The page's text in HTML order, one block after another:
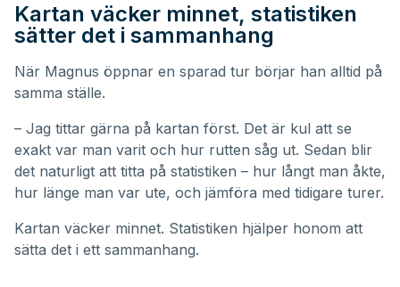
Kartan väcker minnet, statistiken
sätter det i sammanhang
När Magnus öppnar en sparad tur börjar han alltid på
samma ställe.
– Jag tittar gärna på kartan först. Det är kul att se
exakt var man varit och hur rutten såg ut. Sedan blir
det naturligt att titta på statistiken – hur långt man åkte,
hur länge man var ute, och jämföra med tidigare turer.
Kartan väcker minnet. Statistiken hjälper honom att
sätta det i ett sammanhang.